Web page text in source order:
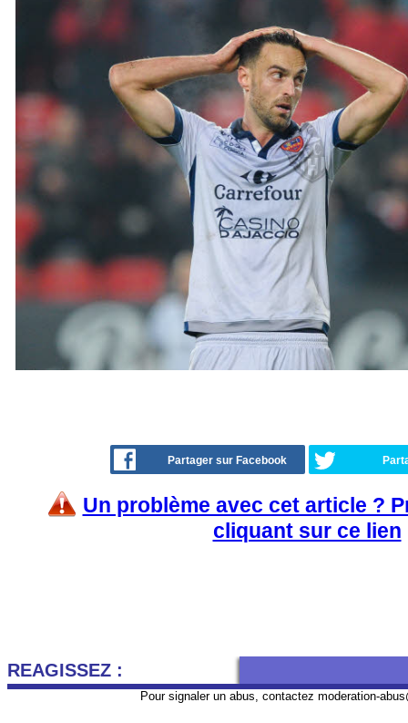
Partager sur Facebook
Un problème avec cet article ?
cliquant sur ce lien
REAGISSEZ :
Pour signaler un abus, contactez moderation-